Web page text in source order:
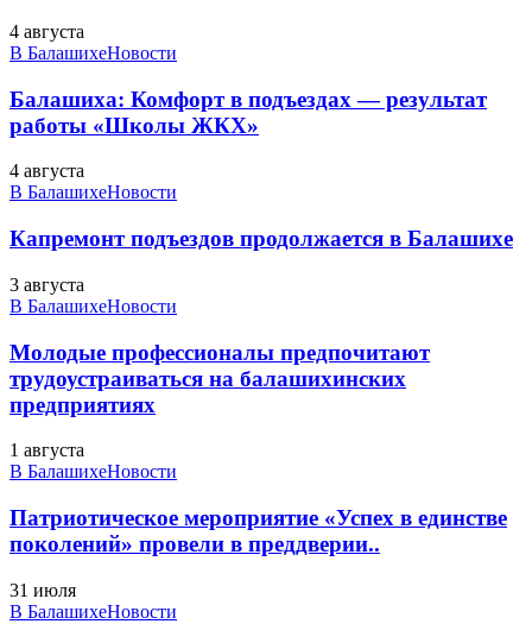
4 августа
В БалашихеНовости
Балашиха: Комфорт в подъездах — результат
работы «Школы ЖКХ»
4 августа
В БалашихеНовости
Капремонт подъездов продолжается в Балашихе
3 августа
В БалашихеНовости
Молодые профессионалы предпочитают
трудоустраиваться на балашихинских
предприятиях
1 августа
В БалашихеНовости
Патриотическое мероприятие «Успех в единстве
поколений» провели в преддверии..
31 июля
В БалашихеНовости